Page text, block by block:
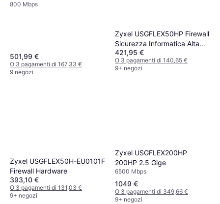
800 Mbps
501,99 €
O 3 pagamenti di 167,33 €
9 negozi
Zyxel USGFLEX50HP Firewall
Sicurezza Informatica Alta
Velocità
421,95 €
O 3 pagamenti di 140,65 €
9+ negozi
Zyxel USGFLEX50H-EU0101F
Firewall Hardware
393,10 €
O 3 pagamenti di 131,03 €
9+ negozi
Zyxel USGFLEX200HP
200HP 2.5 Gige
6500 Mbps
1049 €
O 3 pagamenti di 349,66 €
9+ negozi